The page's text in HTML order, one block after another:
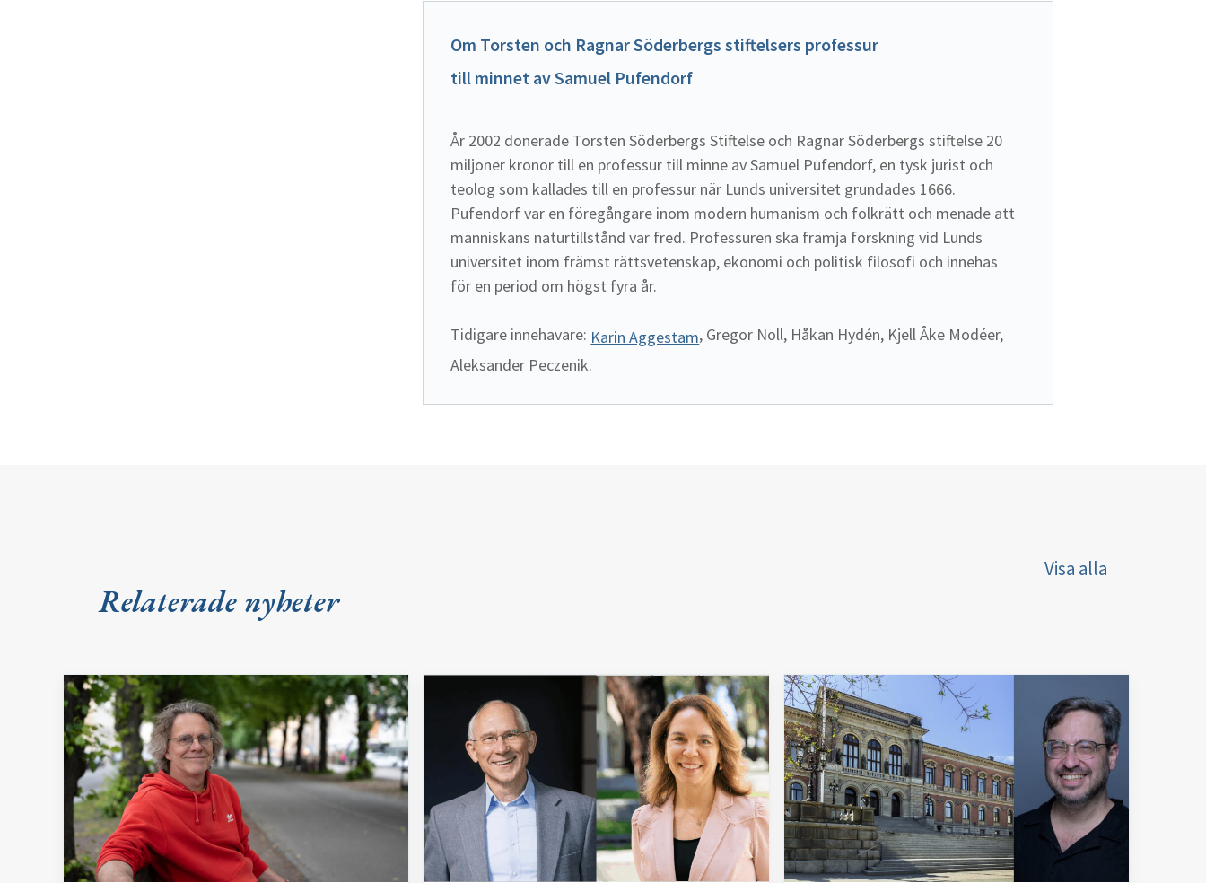
Om Torsten och Ragnar Söderbergs stiftelsers professur
till minnet av Samuel Pufendorf
År 2002 donerade Torsten Söderbergs Stiftelse och Ragnar Söderbergs stiftelse 20
miljoner kronor till en professur till minne av Samuel Pufendorf, en tysk jurist och
teolog som kallades till en professur när Lunds universitet grundades 1666.
Pufendorf var en föregångare inom modern humanism och folkrätt och menade att
människans naturtillstånd var fred. Professuren ska främja forskning vid Lunds
universitet inom främst rättsvetenskap, ekonomi och politisk filosofi och innehas
för en period om högst fyra år.
Tidigare innehavare: Karin Aggestam, Gregor Noll, Håkan Hydén, Kjell Åke Modéer,
Aleksander Peczenik.
Visa alla
Relaterade nyheter